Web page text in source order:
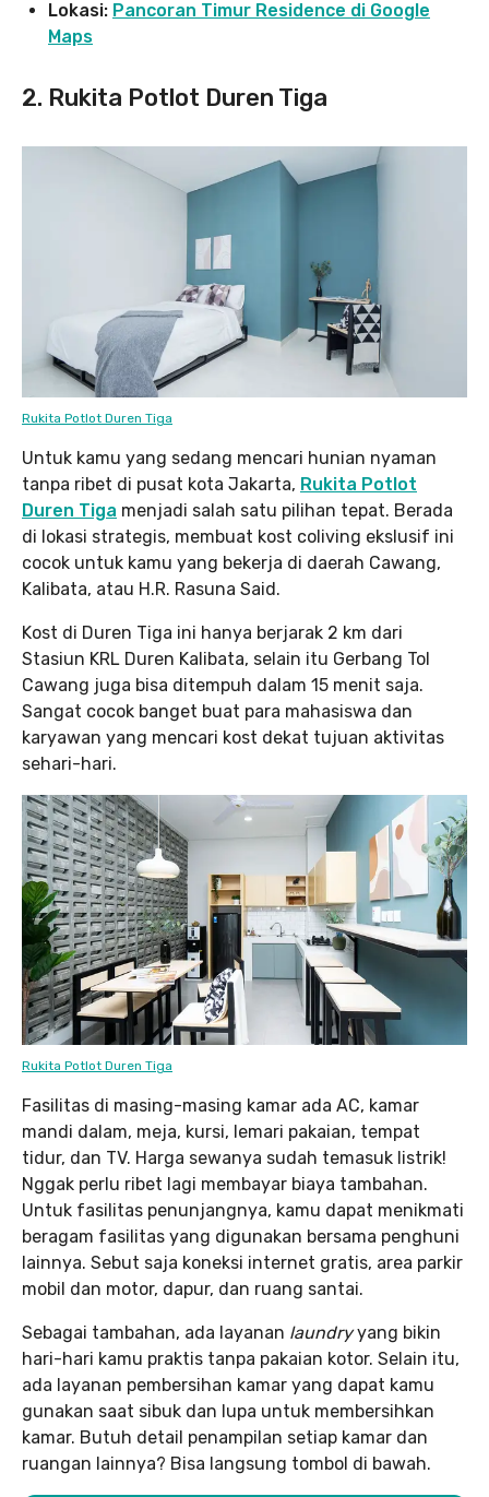
Lokasi: Pancoran Timur Residence di Google
Maps
2. Rukita Potlot Duren Tiga
Rukita Potlot Duren Tiga
Untuk kamu yang sedang mencari hunian nyaman
tanpa ribet di pusat kota Jakarta, Rukita Potlot
Duren Tiga menjadi salah satu pilihan tepat. Berada
di lokasi strategis, membuat kost coliving ekslusif ini
cocok untuk kamu yang bekerja di daerah Cawang,
Kalibata, atau H.R. Rasuna Said.
Kost di Duren Tiga ini hanya berjarak 2 km dari
Stasiun KRL Duren Kalibata, selain itu Gerbang Tol
Cawang juga bisa ditempuh dalam 15 menit saja.
Sangat cocok banget buat para mahasiswa dan
karyawan yang mencari kost dekat tujuan aktivitas
sehari-hari.
Rukita Potlot Duren Tiga
Fasilitas di masing-masing kamar ada AC, kamar
mandi dalam, meja, kursi, lemari pakaian, tempat
tidur, dan TV. Harga sewanya sudah temasuk listrik!
Nggak perlu ribet lagi membayar biaya tambahan.
Untuk fasilitas penunjangnya, kamu dapat menikmati
beragam fasilitas yang digunakan bersama penghuni
lainnya. Sebut saja koneksi internet gratis, area parkir
mobil dan motor, dapur, dan ruang santai.
Sebagai tambahan, ada layanan laundryyang bikin
hari-hari kamu praktis tanpa pakaian kotor. Selain itu,
ada layanan pembersihan kamar yang dapat kamu
gunakan saat sibuk dan lupa untuk membersihkan
kamar. Butuh detail penampilan setiap kamar dan
ruangan lainnya? Bisa langsung tombol di bawah.